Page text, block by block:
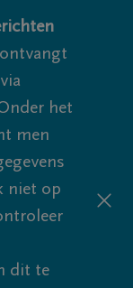
het
men
niet op
dit te